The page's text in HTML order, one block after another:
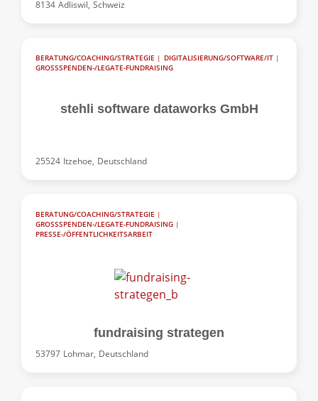
8134 Adliswil, Schweiz
BERATUNG/COACHING/STRATEGIE | DIGITALISIERUNG/SOFTWARE/IT |
GROSSSPENDEN-/LEGATE-FUNDRAISING
stehli software dataworks GmbH
25524 Itzehoe, Deutschland
BERATUNG/COACHING/STRATEGIE |
GROSSSPENDEN-/LEGATE-FUNDRAISING
|
PRESSE-/ÖFFENTLICHKEITSARBEIT
fundraising strategen
53797 Lohmar, Deutschland